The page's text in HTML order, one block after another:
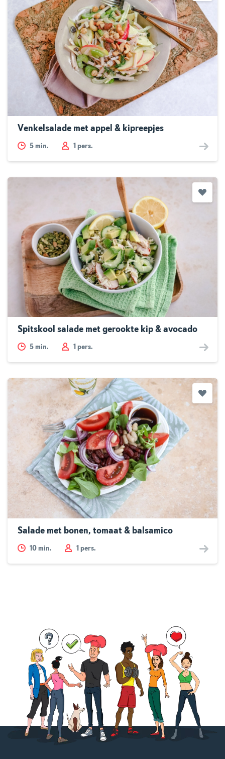
Venkelsalade met appel & kipreepjes
5 min. 1 pers.
Spitskool salade met gerookte kip & avocado
5 min. 1 pers.
Salade met bonen, tomaat & balsamico
10 min. 1 pers.